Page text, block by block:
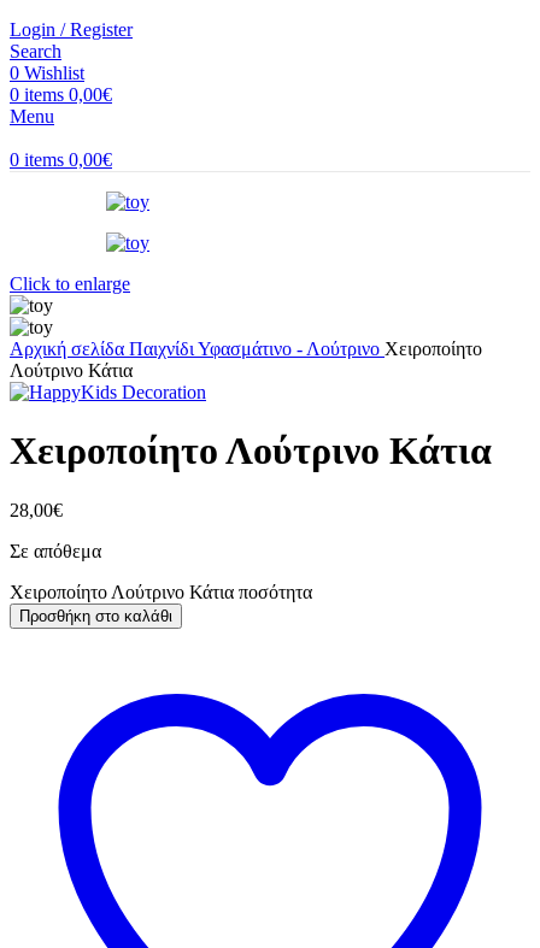
Login / Register
Search
0 Wishlist
0 items 0,00€
Menu
0 items 0,00€
Click to enlarge
Αρχική σελίδα Παιχνίδι Υφασμάτινο - Λούτρινο Χειροποίητο
Λούτρινο Κάτια
Χειροποίητο Λούτρινο Κάτια
28,00€
Σε απόθεμα
Χειροποίητο Λούτρινο Κάτια ποσότητα
Προσθήκη στο καλάθι